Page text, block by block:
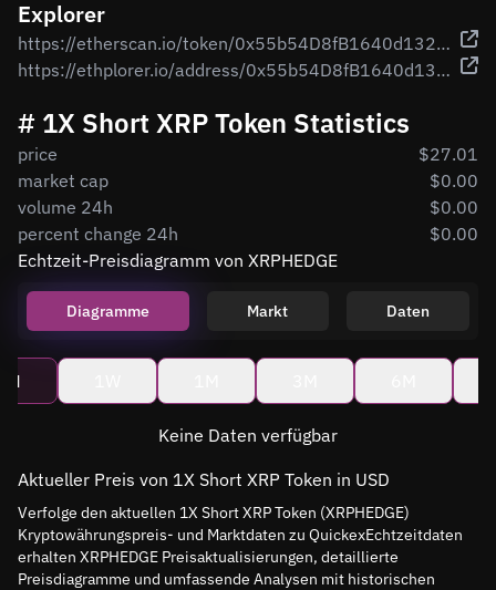
Explorer
https://etherscan.io/token/0x55b54D8fB1640d1321D5164590e7B020BA43def2
https://ethplorer.io/address/0x55b54D8fB1640d1321D5164590e7B020BA43def2
# 1X Short XRP Token Statistics
price
$27.01
market cap
$0.00
volume 24h
$0.00
percent change 24h
$0.00
Echtzeit-Preisdiagramm von XRPHEDGE
Diagramme Markt Daten
Keine Daten verfügbar
Aktueller Preis von 1X Short XRP Token in USD
Verfolge den aktuellen 1X Short XRP Token (XRPHEDGE)
Kryptowährungspreis- und Marktdaten zu QuickexEchtzeitdaten
erhalten XRPHEDGE Preisaktualisierungen, detaillierte
Preisdiagramme und umfassende Analysen mit historischen